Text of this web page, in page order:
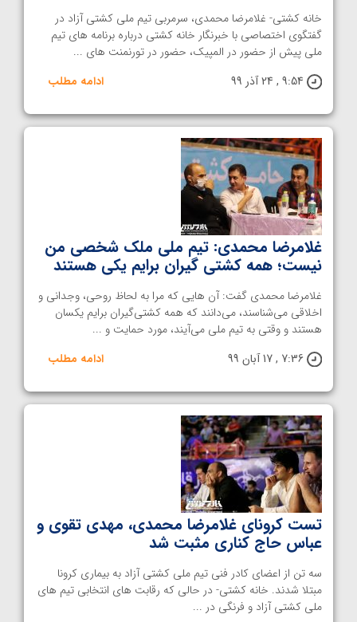
خانه کشتی- غلامرضا محمدی، سرمربی تیم ملی کشتی آزاد در
گفتگوی اختصاصی با خبرنگار خانه کشتی درباره برنامه های تیم
ملی پیش از حضور در المپیک، حضور در تورنمنت های ...
9:54 , 24 آذر 99
ادامه مطلب
غلامرضا محمدی: تیم ملی ملک شخصی من
نیست؛ همه کشتی گیران برایم یکی هستند
غلامرضا محمدی گفت: آن هایی که مرا به لحاظ روحی، وجدانی و
اخلاقی می‌شناسند، می‌دانند که همه کشتی‌گیران برایم یکسان
هستند و وقتی به تیم ملی می‌آیند، مورد حمایت و ...
7:36 , 17 آبان 99
ادامه مطلب
تست کرونای غلامرضا محمدی، مهدی تقوی و
عباس حاج کناری مثبت شد
سه تن از اعضای کادر فنی تیم ملی کشتی آزاد به بیماری کرونا
مبتلا شدند. خانه کشتی- در حالی که رقابت های انتخابی تیم های
ملی کشتی آزاد و فرنگی در ...